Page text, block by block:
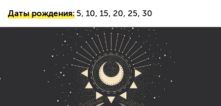
Даты рождения: 5, 10, 15, 20, 25, 30